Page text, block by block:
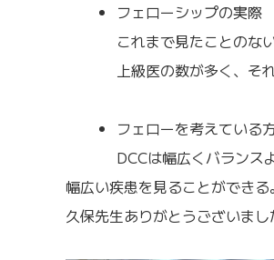
フェローシップの実際
これまで見たことのな
上級医の数が多く、そ
フェローを考えている
DCCは幅広くバランス
幅広い疾患を見ることができ
久保先生ありがとうございまし